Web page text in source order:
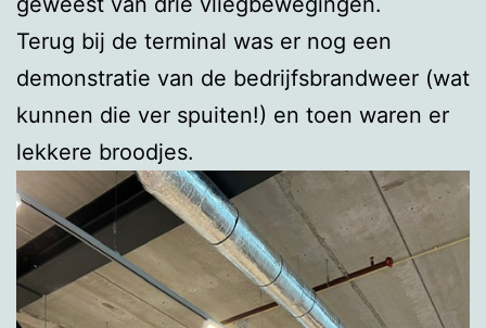
Terug bij de terminal was er nog een
demonstratie van de bedrijfsbrandweer (wat
kunnen die ver spuiten!) en toen waren er
lekkere broodjes.